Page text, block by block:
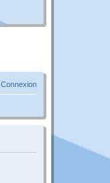
Connexion